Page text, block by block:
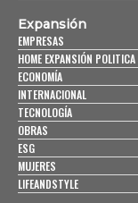
Expansión
EMPRESAS
HOME EXPANSIÓN POLITICA
ECONOMÍA
INTERNACIONAL
TECNOLOGÍA
OBRAS
ESG
MUJERES
LIFEANDSTYLE